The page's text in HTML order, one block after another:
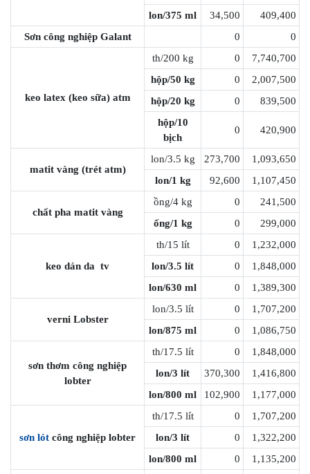
lon/375 ml
34,500
409,400
Sơn công nghiệp Galant
0 0
keo latex (keo sữa) atm
th/200 kg 0
7,740,700
hộp/50 kg
0
2,007,500
hộp/20 kg
0
839,500
hộp/10
bịch
0 420,900
matit vàng (trét atm)
lon/3.5 kg 273,700
1,093,650
lon/1 kg
92,600 1,107,450
chất pha matit vàng
ồng/4 kg 0
241,500
ống/1 kg
0 299,000
keo dán da tv
th/15 lít 0
1,232,000
lon/3.5 lít
0
1,848,000
lon/630 ml
0 1,389,300
verni Lobster
lon/3.5 lít 0
1,707,200
lon/875 ml
0 1,086,750
sơn thơm công nghiệp
lobter
th/17.5 lít 0
1,848,000
lon/3 lít
370,300
1,416,800
lon/800 ml
102,900 1,177,000
sơn lót công nghiệp lobter
th/17.5 lít 0
1,707,200
lon/3 lít
0
1,322,200
lon/800 ml
0 1,135,200